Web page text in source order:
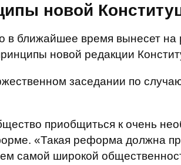
новой
ближайшее время вынесет на
новой редакции
заседании по
приобщиться к очень
«Такая реформа должна
самой широкой